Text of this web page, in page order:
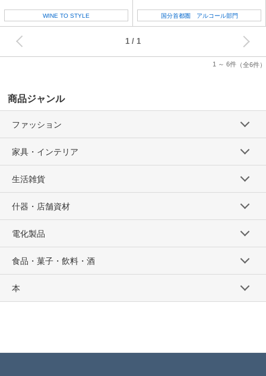
WINE TO STYLE 国分首都圏 アルコール部門
1 ～ 6件 （全6件）
1
商品ジャンル
ファッション
家具・インテリア
生活雑貨
什器・店舗資材
電化製品
食品・菓子・飲料・酒
本